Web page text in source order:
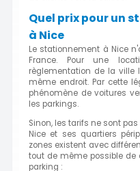
Quel prix pour un
à Nice
Le stationnement à Nice
France. Pour une
règlementation de la
même endroit. Par cette
phénomène de voitures
les parkings.
Sinon, les tarifs ne sont
Nice et ses quartiers
zones existent avec
tout de même possible de
parking :